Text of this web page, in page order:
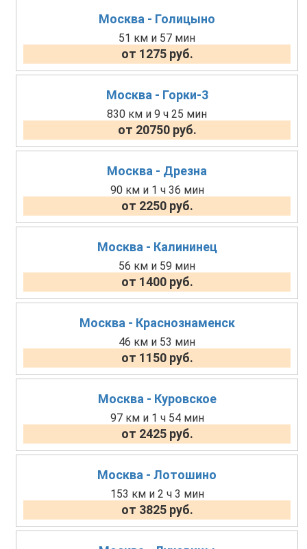
Москва - Голицыно
51 км и 57 мин
от 1275 руб.
Москва - Горки-3
830 км и 9 ч 25 мин
от 20750 руб.
Москва - Дрезна
90 км и 1 ч 36 мин
от 2250 руб.
Москва - Калининец
56 км и 59 мин
от 1400 руб.
Москва - Краснознаменск
46 км и 53 мин
от 1150 руб.
Москва - Куровское
97 км и 1 ч 54 мин
от 2425 руб.
Москва - Лотошино
153 км и 2 ч 3 мин
от 3825 руб.